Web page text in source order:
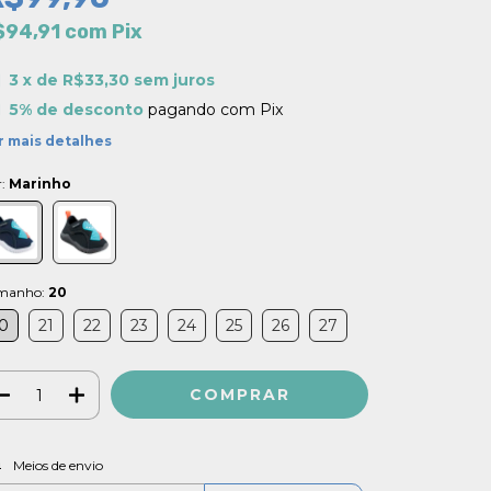
com Pix
3 x de R$33,30 sem juros
5% de desconto pagando com Pix
mais detalhes
Marinho
20
21 22 23 24 25 26 27
para o CEP:
Meios de envio